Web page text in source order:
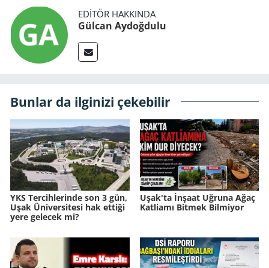
EDITÖR HAKKINDA
Gülcan Aydoğdulu
Bunlar da ilginizi çekebilir
YKS Tercihlerinde son 3 gün,
Uşak Üniversitesi hak ettiği
yere gelecek mi?
Uşak'ta İnşaat Uğruna Ağaç
Katliamı Bitmek Bilmiyor